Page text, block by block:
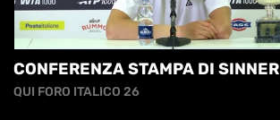
CONFERENZA STAMPA DI SINNER
QUI FORO ITALICO 26